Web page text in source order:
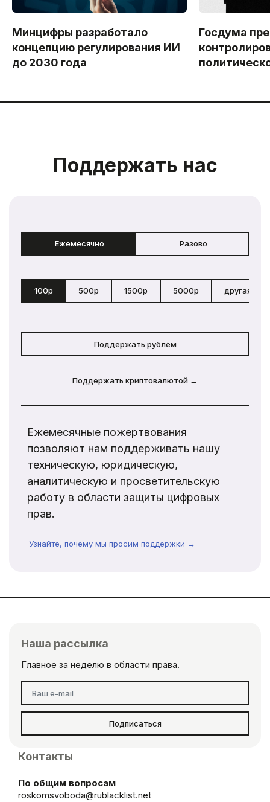
Минцифры разработало
концепцию регулирования ИИ
до 2030 года
Госдума
Поддержать нас
Ежемесячно Разово
100р 500р 1500р 5000р другая
Поддержать рублём
Поддержать криптовалютой →
Ежемесячные пожертвования
позволяют нам поддерживать нашу
техническую, юридическую,
аналитическую и просветительскую
работу в области защиты цифровых
прав.
Узнайте, почему мы просим поддержки →
Наша рассылка
Главное за неделю в области права.
Подписаться
Контакты
По общим вопросам
roskomsvoboda@rublacklist.net